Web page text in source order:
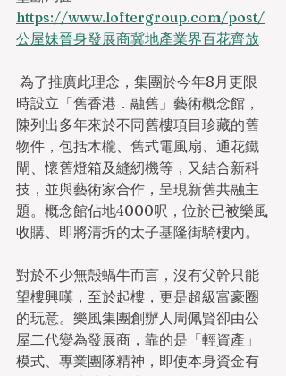
https://www.loftergroup.com/post/
公屋妹晉身發展商冀地產業界百花齊放
時設立「舊香港．融舊」藝術概念館，
陳列出多年來於不同舊樓項目珍藏的舊
物件，包括木櫳、舊式電風扇、通花鐵
閘、懷舊燈箱及縫紉機等，又結合新科
技，並與藝術家合作，呈現新舊共融主
題。概念館佔地4000呎，位於已被樂風
收購、即將清拆的太子基隆街騎樓內。
對於不少無殻蝸牛而言，沒有父幹只能
望樓興嘆，至於起樓，更是超級富豪圈
的玩意。樂風集團創辦人周佩賢卻由公
屋二代變為發展商，靠的是「輕資產」
模式、專業團隊精神，即使本身資金有